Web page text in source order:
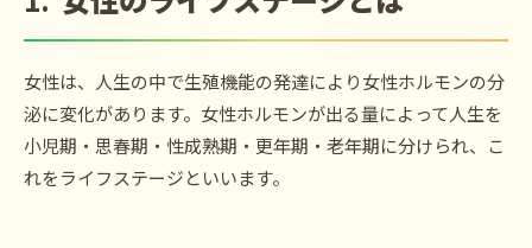
女性は、人生の中で生殖機能の発達により女性ホルモンの分
泌に変化があります。女性ホルモンが出る量によって人生を
小児期・思春期・性成熟期・更年期・老年期に分けられ、こ
れをライフステージといいます。